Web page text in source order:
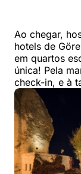
Ao chegar,
hotels de
em quartos
única! Pela
check-in, e à